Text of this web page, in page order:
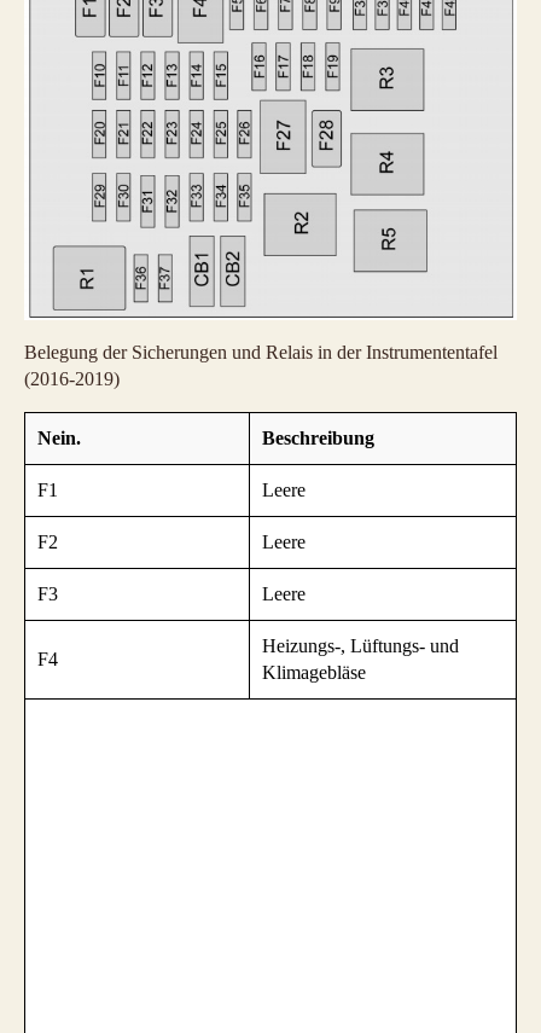
Belegung der Sicherungen und Relais in der Instrumententafel
(2016-2019)
Nein. Beschreibung
F1 Leere
F2 Leere
F3 Leere
F4
Heizungs-, Lüftungs- und
Klimagebläse